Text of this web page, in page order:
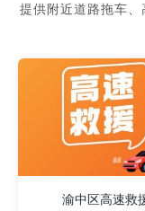
提供附近道路拖车
渝中区高速救